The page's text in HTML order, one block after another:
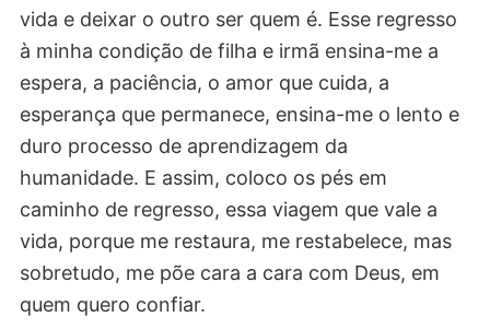
vida e deixar o outro ser quem é. Esse regresso
à minha condição de filha e irmã ensina-me a
espera, a paciência, o amor que cuida, a
esperança que permanece, ensina-me o lento e
duro processo de aprendizagem da
humanidade. E assim, coloco os pés em
caminho de regresso, essa viagem que vale a
vida, porque me restaura, me restabelece, mas
sobretudo, me põe cara a cara com Deus, em
quem quero confiar.